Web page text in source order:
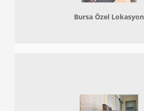
Bursa Özel Lokasyon